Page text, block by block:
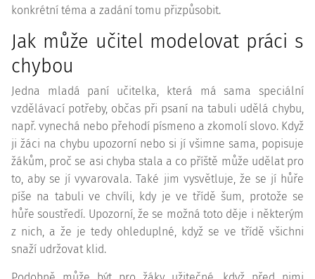
konkrétní téma a zadání tomu přizpůsobit.
Jak může učitel modelovat práci s
chybou
Jedna mladá paní učitelka, která má sama speciální
vzdělávací potřeby, občas při psaní na tabuli udělá chybu,
např. vynechá nebo přehodí písmeno a zkomolí slovo. Když
ji žáci na chybu upozorní nebo si jí všimne sama, popisuje
žákům, proč se asi chyba stala a co příště může udělat pro
to, aby se jí vyvarovala. Také jim vysvětluje, že se jí hůře
píše na tabuli ve chvíli, kdy je ve třídě šum, protože se
hůře soustředí. Upozorní, že se možná toto děje i některým
z nich, a že je tedy ohleduplné, když se ve třídě všichni
snaží udržovat klid.